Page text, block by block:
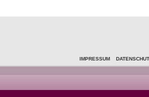
IMPRESSUM